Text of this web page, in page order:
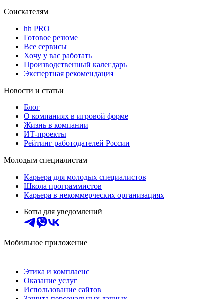
Соискателям
hh PRO
Готовое резюме
Все сервисы
Хочу у вас работать
Производственный календарь
Экспертная рекомендация
Новости и статьи
Блог
О компаниях в игровой форме
Жизнь в компании
ИТ-проекты
Рейтинг работодателей России
Молодым специалистам
Карьера для молодых специалистов
Школа программистов
Карьера в некоммерческих организациях
Боты для уведомлений
Мобильное приложение
Этика и комплаенс
Оказание услуг
Использование сайтов